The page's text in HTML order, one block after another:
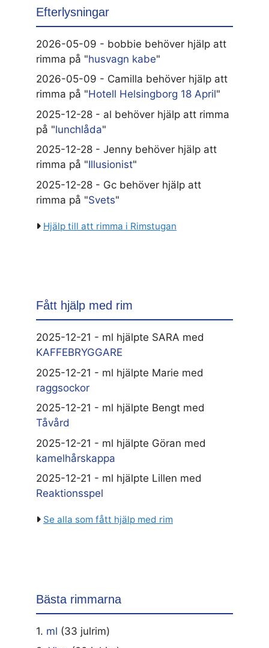
Efterlysningar
2026-05-09 - bobbie behöver hjälp att
rimma på "husvagn kabe"
2026-05-09 - Camilla behöver hjälp att
rimma på "Hotell Helsingborg 18 April"
2025-12-28 - al behöver hjälp att rimma
på "lunchlåda"
2025-12-28 - Jenny behöver hjälp att
rimma på "Illusionist"
2025-12-28 - Gc behöver hjälp att
rimma på "Svets"
Hjälp till att rimma i Rimstugan
Fått hjälp med rim
2025-12-21 - ml hjälpte SARA med
KAFFEBRYGGARE
2025-12-21 - ml hjälpte Marie med
raggsockor
2025-12-21 - ml hjälpte Bengt med
Tåvård
2025-12-21 - ml hjälpte Göran med
kamelhårskappa
2025-12-21 - ml hjälpte Lillen med
Reaktionsspel
Se alla som fått hjälp med rim
Bästa rimmarna
1. ml (33 julrim)